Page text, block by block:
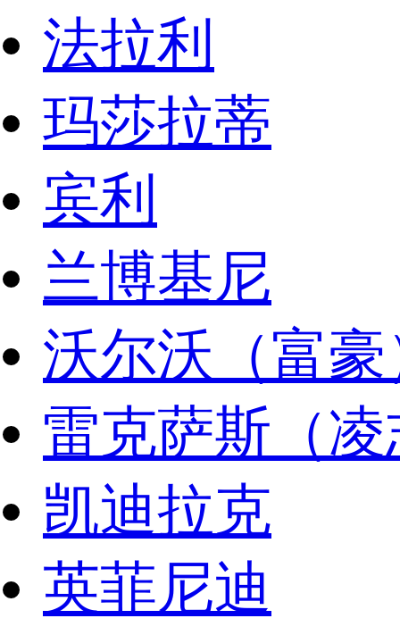
法拉利
玛莎拉蒂
宾利
兰博基尼
沃尔沃（富豪
雷克萨斯（
凯迪拉克
英菲尼迪